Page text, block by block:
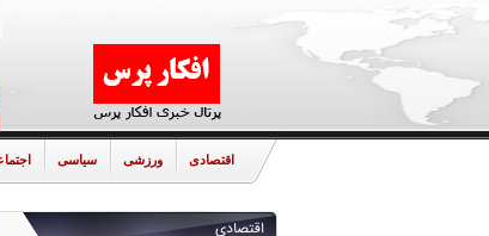
اقتصادی ورزشی سیاسی
اقتصادی